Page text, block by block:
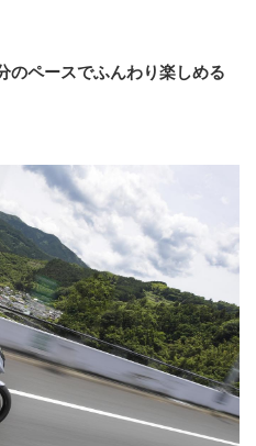
のペースでふんわり楽しめる